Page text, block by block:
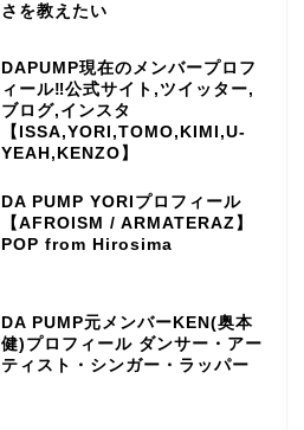
さを教えたい
DAPUMP現在のメンバープロフ
ィール‼公式サイト,ツイッター,
ブログ,インスタ
【ISSA,YORI,TOMO,KIMI,U-
YEAH,KENZO】
DA PUMP YORIプロフィール
【AFROISM / ARMATERAZ】
POP from Hirosima
DA PUMP元メンバーKEN(奥本
健)プロフィール ダンサー・アー
ティスト・シンガー・ラッパー